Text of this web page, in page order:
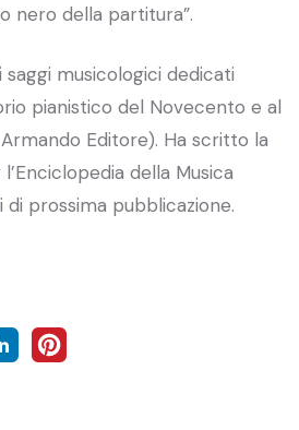
nero della partitura”.
musicologici dedicati
pianistico del Novecento e al
Editore). Ha scritto la
della Musica
prossima pubblicazione.